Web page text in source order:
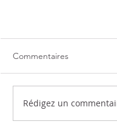
Commentaires
Rédigez un